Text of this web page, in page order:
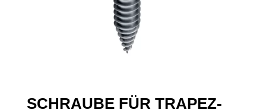
SCHRAUBE FÜR TRAPEZ-